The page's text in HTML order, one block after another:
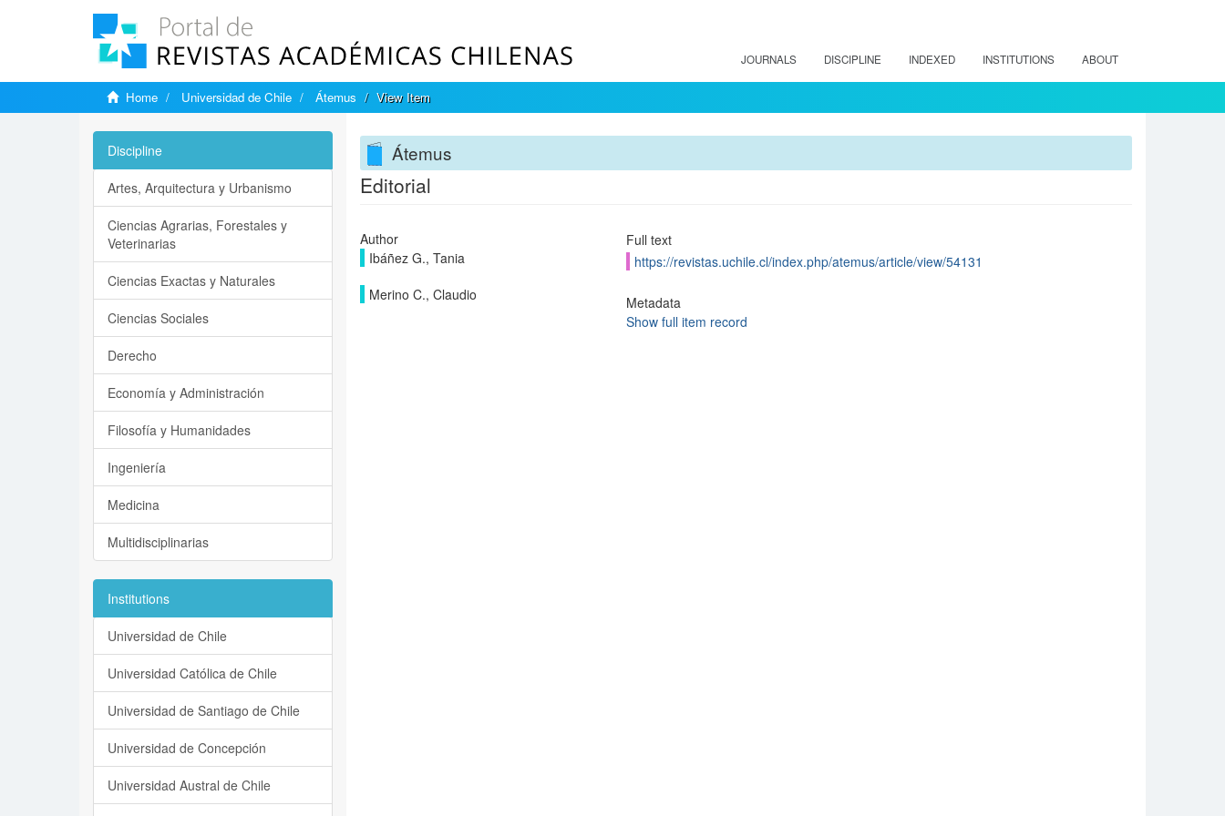
JOURNALS DISCIPLINE INDEXED INSTITUTIONS ABOUT
Home Universidad de Chile Átemus View Item
Átemus
Editorial
Author
Ibáñez G., Tania
Merino C., Claudio
Full text
https://revistas.uchile.cl/index.php/atemus/article/view/54131
Metadata
Show full item record
Discipline
Artes, Arquitectura y Urbanismo
Ciencias Agrarias, Forestales y
Veterinarias
Ciencias Exactas y Naturales
Ciencias Sociales
Derecho
Economía y Administración
Filosofía y Humanidades
Ingeniería
Medicina
Multidisciplinarias
Institutions
Universidad de Chile
Universidad Católica de Chile
Universidad de Santiago de Chile
Universidad de Concepción
Universidad Austral de Chile